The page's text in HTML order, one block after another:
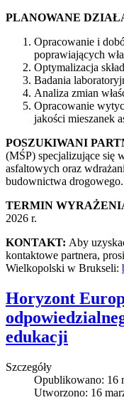
PLANOWANE
Opracowanie i
poprawiających
Optymalizacja
Badania
Analiza zmian
Opracowanie
jakości mieszanek
POSZUKIWANI
(MŚP) specjalizujące się
asfaltowych oraz
budownictwa drogowego.
TERMIN
2026 r.
KONTAKT: Aby
kontaktowe partnera,
Wielkopolski w Brukseli:
Horyzont
edukacji
Szczegóły
Opublikowano: 16
Utworzono: 16